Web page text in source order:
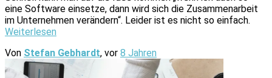
eine Software einsetze, dann wird sich die Zusammenarbeit
im Unternehmen verändern“. Leider ist es nicht so einfach.
Weiterlesen
Von Stefan Gebhardt, vor 8 Jahren